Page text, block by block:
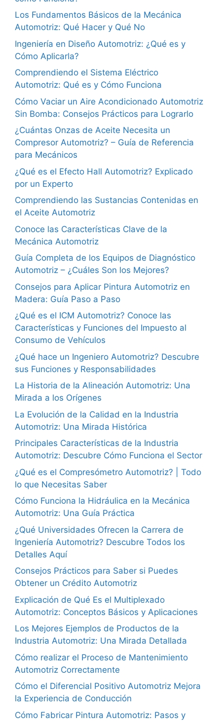
Los Fundamentos Básicos de la Mecánica
Automotriz: Qué Hacer y Qué No
Ingeniería en Diseño Automotriz: ¿Qué es y
Cómo Aplicarla?
Comprendiendo el Sistema Eléctrico
Automotriz: Qué es y Cómo Funciona
Cómo Vaciar un Aire Acondicionado Automotriz
Sin Bomba: Consejos Prácticos para Lograrlo
¿Cuántas Onzas de Aceite Necesita un
Compresor Automotriz? – Guía de Referencia
para Mecánicos
¿Qué es el Efecto Hall Automotriz? Explicado
por un Experto
Comprendiendo las Sustancias Contenidas en
el Aceite Automotriz
Conoce las Características Clave de la
Mecánica Automotriz
Guía Completa de los Equipos de Diagnóstico
Automotriz – ¿Cuáles Son los Mejores?
Consejos para Aplicar Pintura Automotriz en
Madera: Guía Paso a Paso
¿Qué es el ICM Automotriz? Conoce las
Características y Funciones del Impuesto al
Consumo de Vehículos
¿Qué hace un Ingeniero Automotriz? Descubre
sus Funciones y Responsabilidades
La Historia de la Alineación Automotriz: Una
Mirada a los Orígenes
La Evolución de la Calidad en la Industria
Automotriz: Una Mirada Histórica
Principales Características de la Industria
Automotriz: Descubre Cómo Funciona el Sector
¿Qué es el Compresómetro Automotriz? | Todo
lo que Necesitas Saber
Cómo Funciona la Hidráulica en la Mecánica
Automotriz: Una Guía Práctica
¿Qué Universidades Ofrecen la Carrera de
Ingeniería Automotriz? Descubre Todos los
Detalles Aquí
Consejos Prácticos para Saber si Puedes
Obtener un Crédito Automotriz
Explicación de Qué Es el Multiplexado
Automotriz: Conceptos Básicos y Aplicaciones
Los Mejores Ejemplos de Productos de la
Industria Automotriz: Una Mirada Detallada
Cómo realizar el Proceso de Mantenimiento
Automotriz Correctamente
Cómo el Diferencial Positivo Automotriz Mejora
la Experiencia de Conducción
Cómo Fabricar Pintura Automotriz: Pasos y